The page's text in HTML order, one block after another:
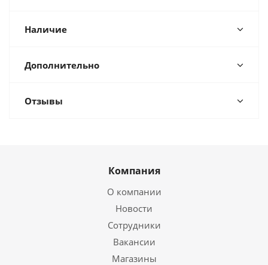
Наличие
Дополнительно
Отзывы
Компания
О компании
Новости
Сотрудники
Вакансии
Магазины